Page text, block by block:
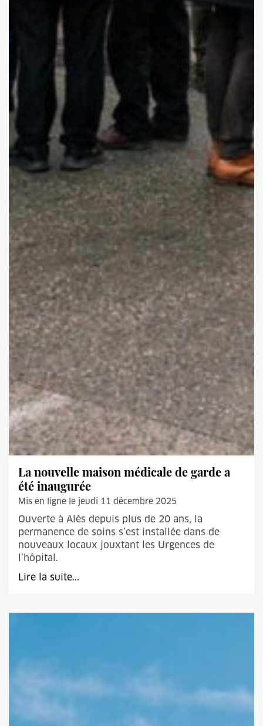
La nouvelle maison médicale de garde a
été inaugurée
Mis en ligne le jeudi 11 décembre 2025
Ouverte à Alès depuis plus de 20 ans, la
permanence de soins s’est installée dans de
nouveaux locaux jouxtant les Urgences de
l’hôpital.
Lire la suite...